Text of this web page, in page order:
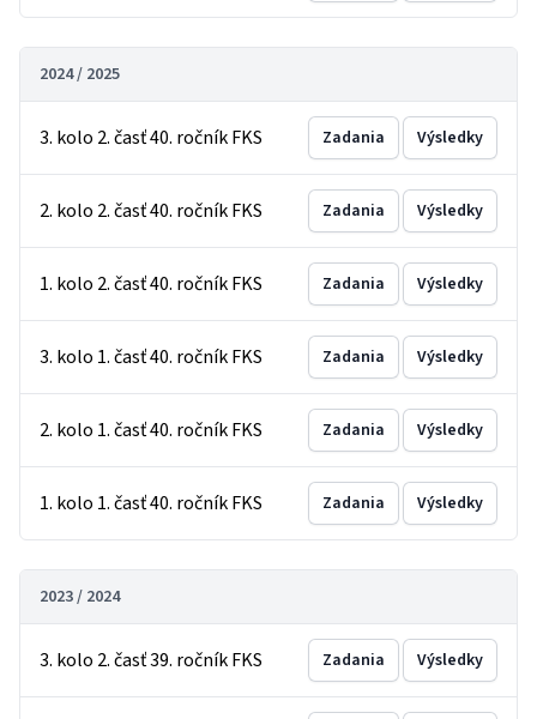
2024 / 2025
3. kolo 2. časť 40. ročník FKS Zadania Výsledky
2. kolo 2. časť 40. ročník FKS Zadania Výsledky
1. kolo 2. časť 40. ročník FKS Zadania Výsledky
3. kolo 1. časť 40. ročník FKS Zadania Výsledky
2. kolo 1. časť 40. ročník FKS Zadania Výsledky
1. kolo 1. časť 40. ročník FKS Zadania Výsledky
2023 / 2024
3. kolo 2. časť 39. ročník FKS Zadania Výsledky